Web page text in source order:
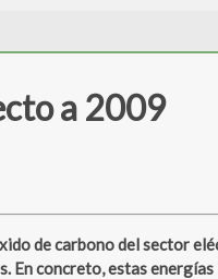
a 2009
de carbono del sector
concreto, estas